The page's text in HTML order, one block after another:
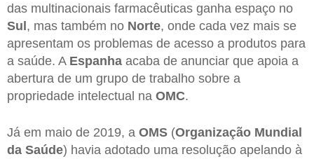
das multinacionais farmacêuticas ganha espaço no
Sul , mas também no Norte, onde cada vez mais se
apresentam os problemas de acesso a produtos para
a saúde. A Espanha acaba de anunciar que apoia a
abertura de um grupo de trabalho sobre a
propriedade intelectual na OMC.
Já em maio de 2019, a OMS (Organização Mundial
da Saúde) havia adotado uma resolução apelando à